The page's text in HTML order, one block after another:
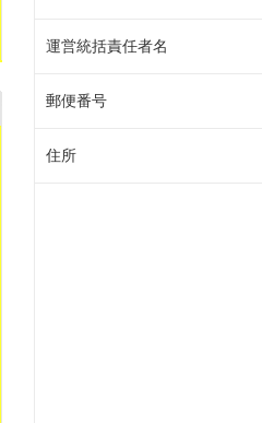
運営統括責任者名
郵便番号
住所